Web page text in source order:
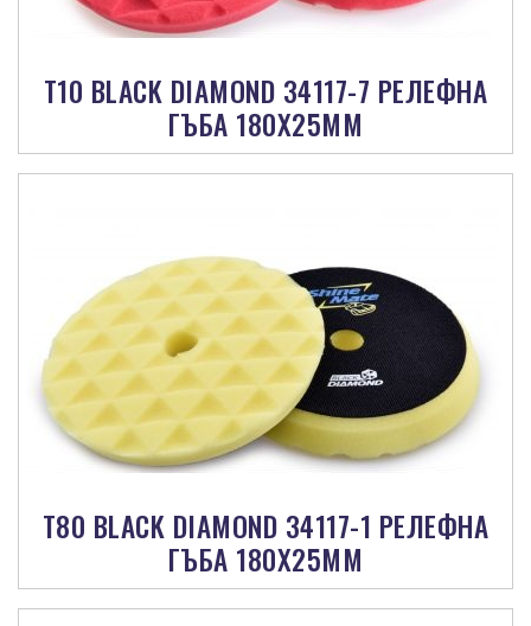
T10 BLACK DIAMOND 34117-7 РЕЛЕФНА
ГЪБА 180X25MM
Т80 BLACK DIAMOND 34117-1 РЕЛЕФНА
ГЪБА 180X25MM